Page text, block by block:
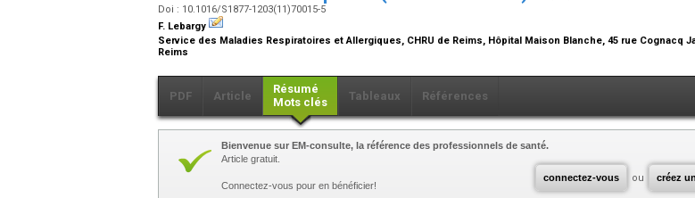
Doi : 10.1016/S1877-1203(11)70015-5
F. Lebargy
Service des Maladies Respiratoires et Allergiques, CHRU de Reims, Hôpital Maison Blanche, 45 rue Cognacq
Reims
PDF Article
Résumé
Mots clés
Tableaux Références
connectez-vous ou créez
Bienvenue sur EM-consulte, la référence des professionnels de santé.
Article gratuit.
Connectez-vous pour en bénéficier!